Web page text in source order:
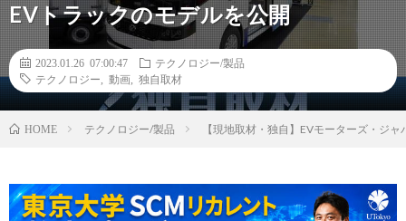
EVトラックのモデルを公開
2023.01.26 07:00:47
テクノロジー/製品
テクノロジー
動画 独自取材
HOME テクノロジー/製品 【現地取材・独自】EVモーターズ・ジ